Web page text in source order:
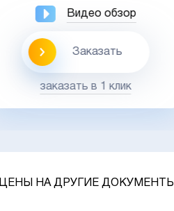
Видео обзор
Заказать
заказать в 1 клик
ЦЕНЫ НА ДРУГИЕ ДОКУМЕНТЫ